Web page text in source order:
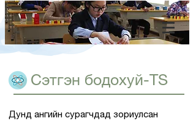
Сэтгэн бодохуй-TS
Дунд ангийн сурагчдад зориулсан